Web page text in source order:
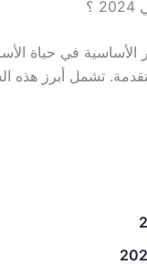
تشمل أبرز هذه